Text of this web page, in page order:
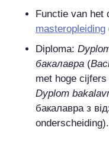
Functie van het
masteropleiding
Diploma:
бакалавра (
met hoge
Dyplom
бакалавра з
onderscheiding).